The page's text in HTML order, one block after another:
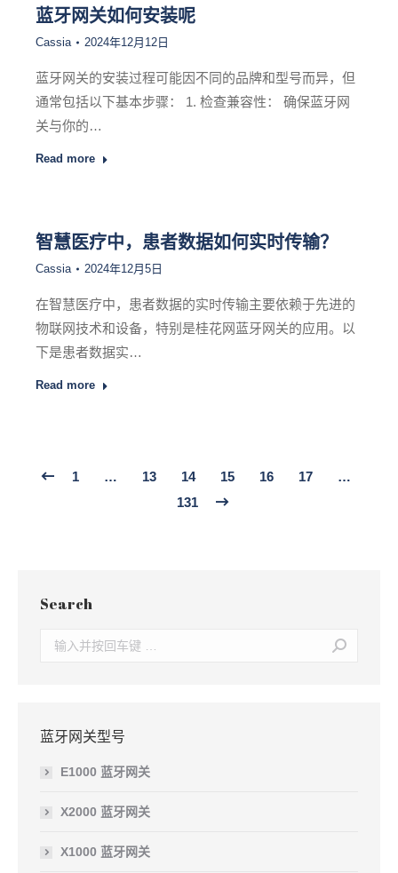
蓝牙网关如何安装呢
Cassia 2024年12月12日
蓝牙网关的安装过程可能因不同的品牌和型号而异，但
通常包括以下基本步骤： 1. 检查兼容性： 确保蓝牙网
关与你的…
Read more
智慧医疗中，患者数据如何实时传输？
Cassia 2024年12月5日
在智慧医疗中，患者数据的实时传输主要依赖于先进的
物联网技术和设备，特别是桂花网蓝牙网关的应用。以
下是患者数据实…
Read more
1 … 13 14 15 16 17
…
131
Search
Search:
蓝牙网关型号
E1000 蓝牙网关
X2000 蓝牙网关
X1000 蓝牙网关